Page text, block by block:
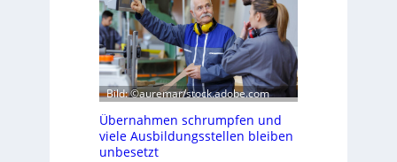
I
n
d
e
x
a
f
P
c
h
e
W
i
r
s
c
Bild: ©auremar/stock.adobe.com
Übernahmen schrumpfen und
viele Ausbildungsstellen bleiben
unbesetzt